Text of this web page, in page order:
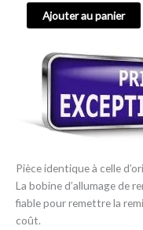
Ajouter au panier
Pièce identique à celle
La bobine d’allumage de
fiable pour remettre la
coût.